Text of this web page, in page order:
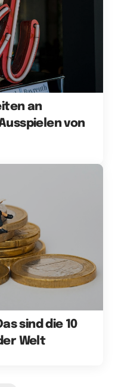
an
von
sind die 10
Welt